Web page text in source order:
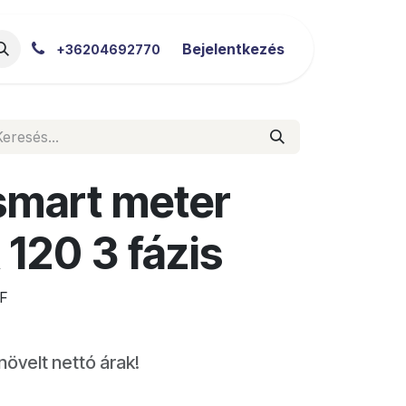
Blog Letöltések
+36204692770 Bejelentkezés
meter
3 fázis
nettó árak!